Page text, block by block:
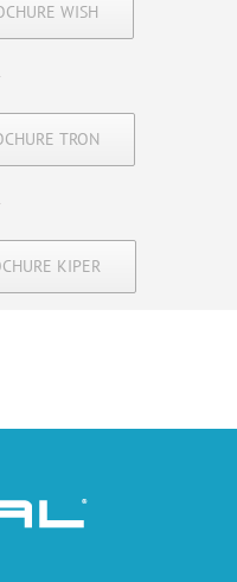
WISH
TRON
KIPER